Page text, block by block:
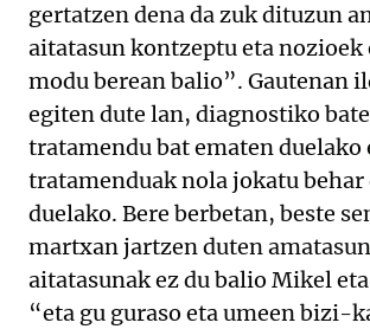
gertatzen dena da zuk dituzun
aitatasun kontzeptu eta nozioek
modu berean balio”. Gautenan
egiten dute lan, diagnostiko
tratamendu bat ematen duelako
tratamenduak nola jokatu behar
duelako. Bere berbetan, beste
martxan jartzen duten
aitatasunak ez du balio Mikel
“eta gu guraso eta umeen bizi-